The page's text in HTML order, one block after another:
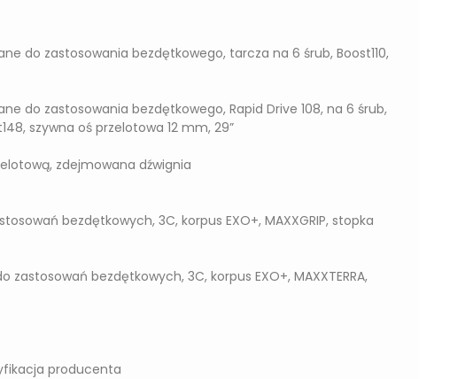
do zastosowania bezdętkowego, tarcza na 6 śrub, Boost110,
do zastosowania bezdętkowego, Rapid Drive 108, na 6 śrub,
szywna oś przelotowa 12 mm, 29”
zdejmowana dźwignia
bezdętkowych, 3C, korpus EXO+, MAXXGRIP, stopka
zastosowań bezdętkowych, 3C, korpus EXO+, MAXXTERRA,
producenta